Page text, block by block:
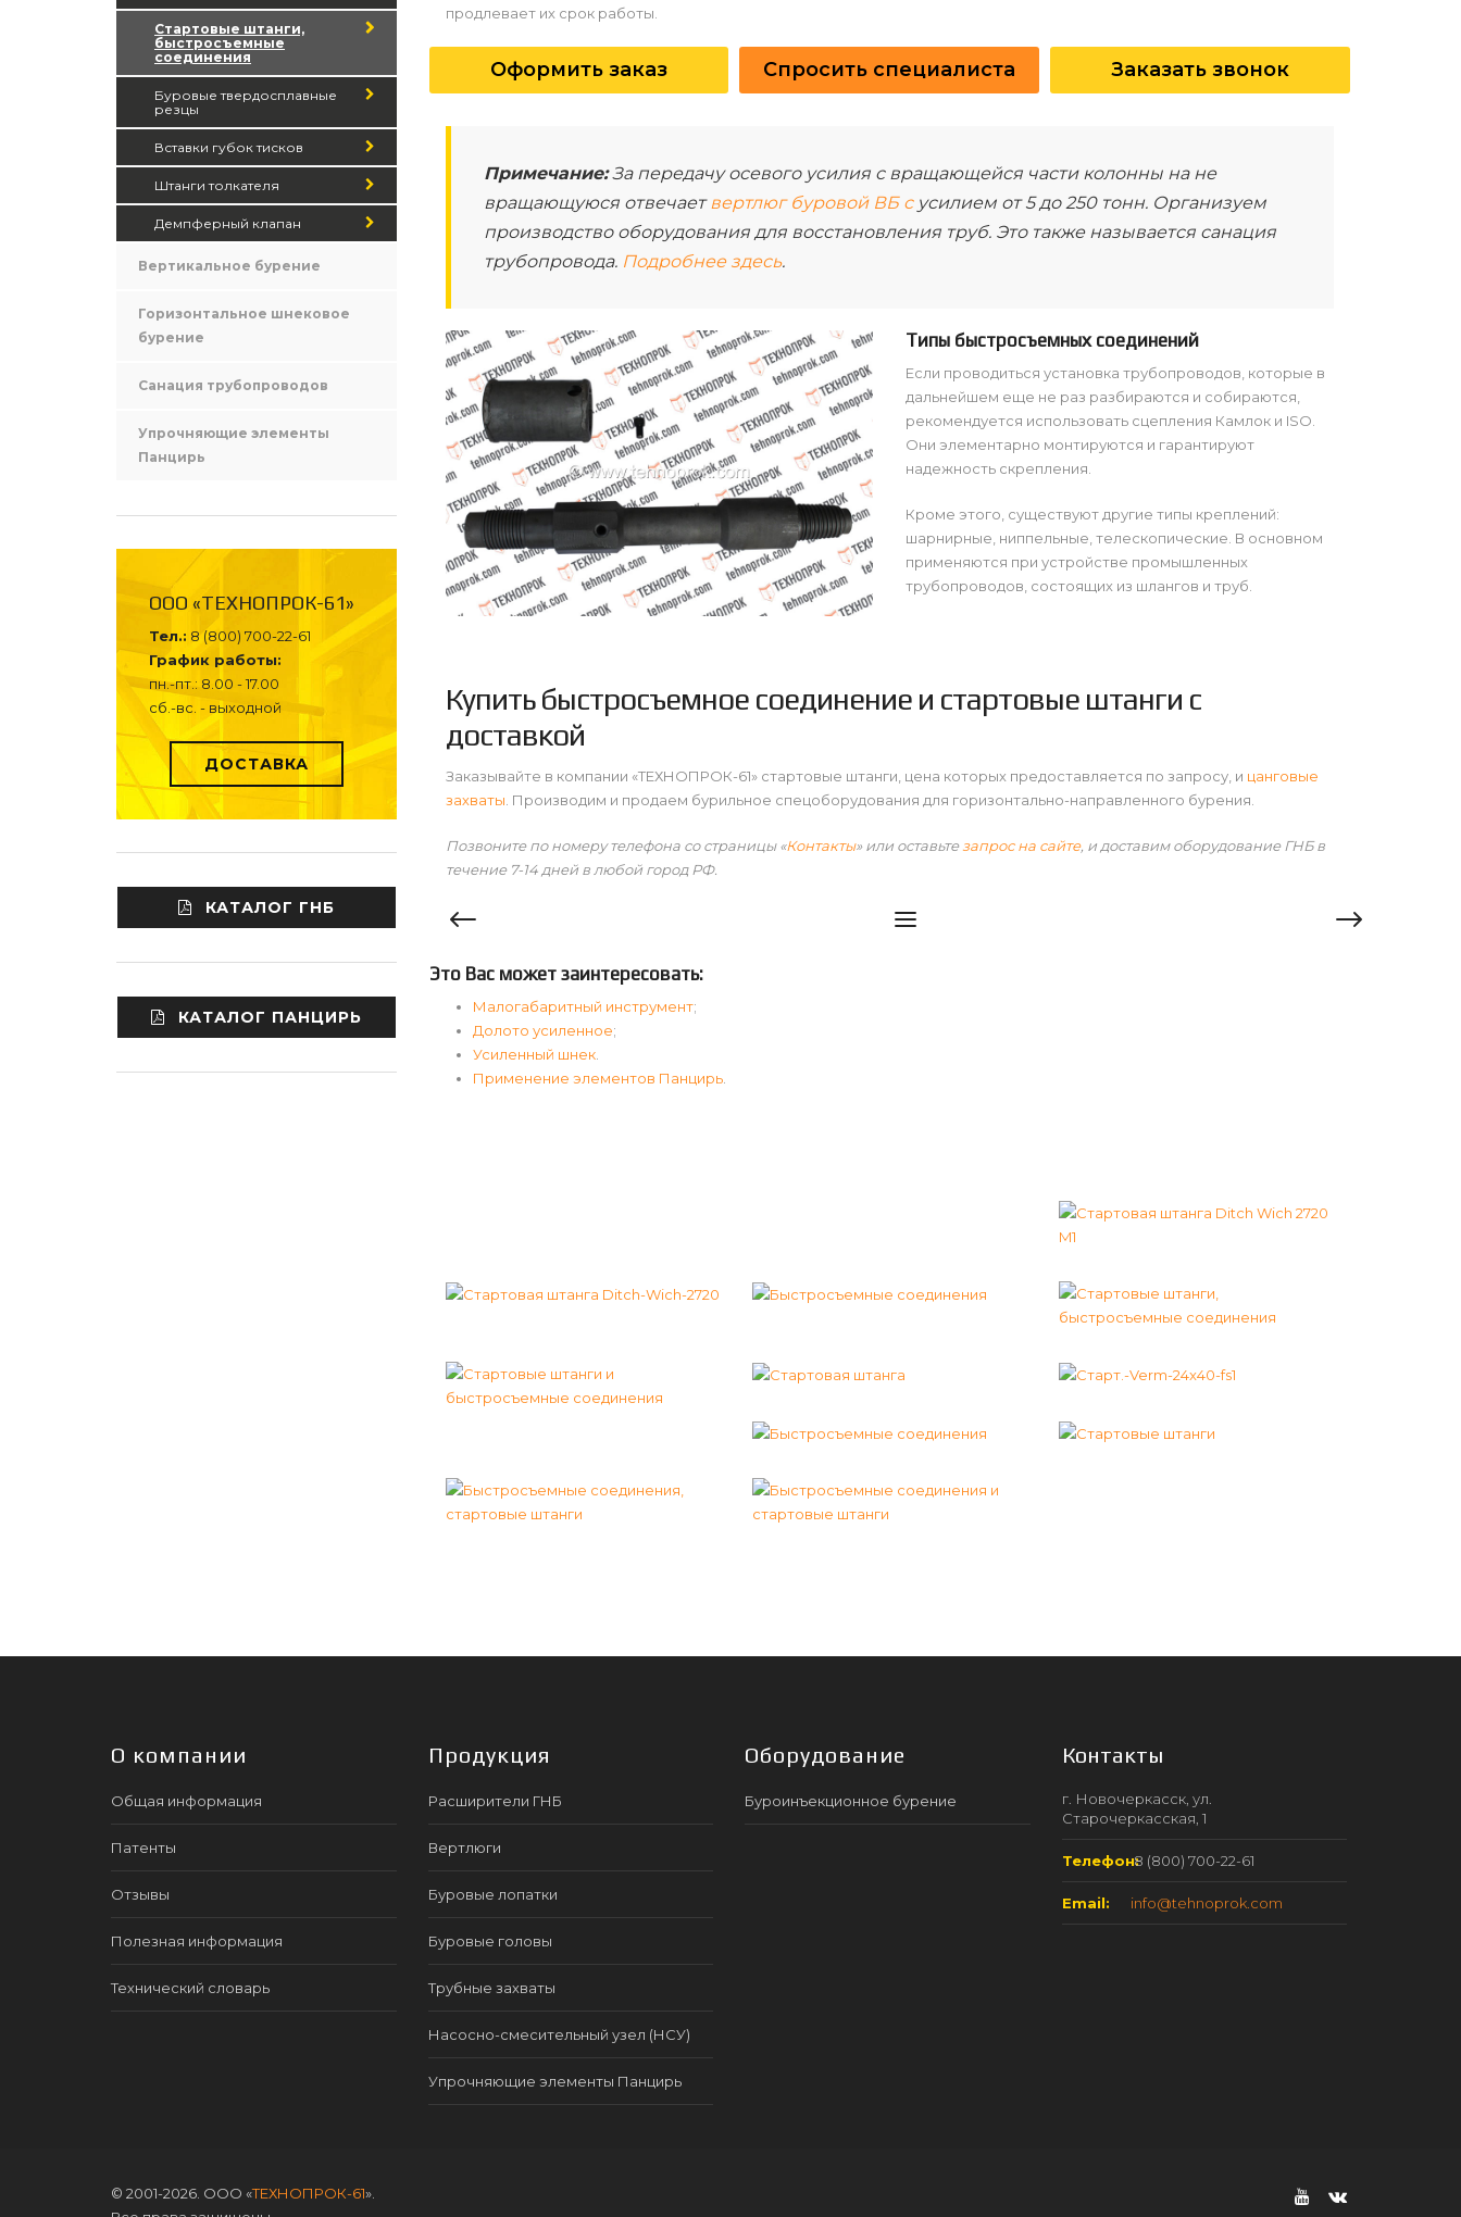
продлевает их срок работы.
Оформить заказ Спросить специалиста Заказать звонок
Примечание:За передачу осевого усилия с вращающейся части колонны на не
вращающуюся отвечаетвертлюг буровой ВБ сусилием от 5 до 250 тонн. Организуем
производство оборудования для восстановления труб. Это также называется санация
трубопровода. Подробнее здесь.
Типы быстросъемных соединений
Если проводиться установка трубопроводов, которые в
дальнейшем еще не раз разбираются и собираются,
рекомендуется использовать сцепления Камлок и ISO.
Они элементарно монтируются и гарантируют
надежность скрепления.
Кроме этого, существуют другие типы креплений:
шарнирные, ниппельные, телескопические. В основном
применяются при устройстве промышленных
трубопроводов, состоящих из шлангов и труб.
Купить быстросъемное соединение и стартовые штанги с
доставкой
Заказывайте в компании «ТЕХНОПРОК-61» стартовые штанги, цена которых предоставляется по запросу, и цанговые
захваты . Производим и продаем бурильное спецоборудования для горизонтально-направленного бурения.
Позвоните по номеру телефона со страницы «Контакты» или оставьтезапрос на сайте, и доставим оборудование ГНБ в
течение 7-14 дней в любой город РФ.
Это Вас может заинтересовать:
Малогабаритный инструмент;
Долото усиленное;
Усиленный шнек.
Применение элементов Панцирь.
Стартовые штанги,
быстросъемные
соединения
Буровые твердосплавные
резцы
Вставки губок тисков
Штанги толкателя
Демпферный клапан
Вертикальное бурение
Горизонтальное шнековое
бурение
Санация трубопроводов
Упрочняющие элементы
Панцирь
ООО «ТЕХНОПРОК-61»
Тел.: 8 (800) 700-22-61
График работы:
пн.-пт.: 8.00 - 17.00
сб.-вс. - выходной
ДОСТАВКА
КАТАЛОГ ГНБ
КАТАЛОГ ПАНЦИРЬ
О компании
Общая информация
Патенты
Отзывы
Полезная информация
Технический словарь
Продукция
Расширители ГНБ
Вертлюги
Буровые лопатки
Буровые головы
Трубные захваты
Насосно-смесительный узел (НСУ)
Упрочняющие элементы Панцирь
Оборудование
Буроинъекционное бурение
Контакты
г. Новочеркасск, ул.
Старочеркасская, 1
Телефон:8 (800) 700-22-61
Email: info@tehnoprok.com
© 2001-2026. ООО «ТЕХНОПРОК-61».